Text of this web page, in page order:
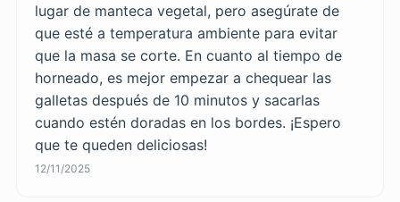
lugar de manteca vegetal, pero asegúrate de
que esté a temperatura ambiente para evitar
que la masa se corte. En cuanto al tiempo de
horneado, es mejor empezar a chequear las
galletas después de 10 minutos y sacarlas
cuando estén doradas en los bordes. ¡Espero
que te queden deliciosas!
12/11/2025